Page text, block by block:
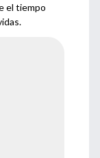
el tiempo